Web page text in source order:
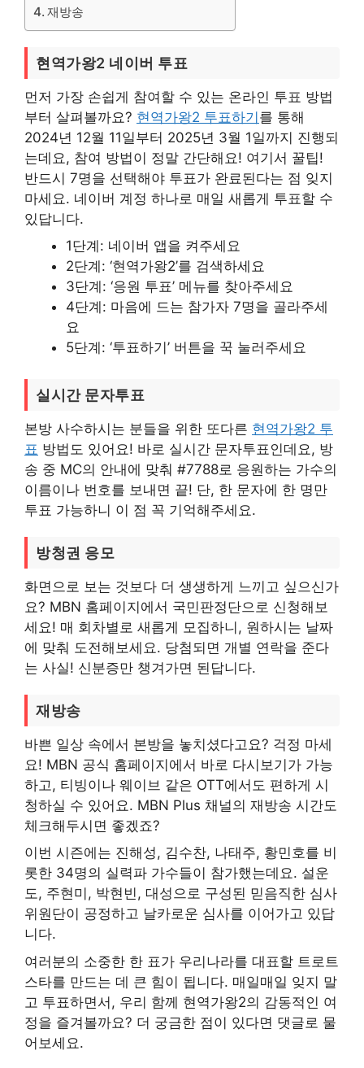
재방송
현역가왕2 네이버 투표
먼저 가장 손쉽게 참여할 수 있는 온라인 투표 방법
부터 살펴볼까요? 현역가왕2 투표하기를 통해
2024년 12월 11일부터 2025년 3월 1일까지 진행되
는데요, 참여 방법이 정말 간단해요! 여기서 꿀팁!
반드시 7명을 선택해야 투표가 완료된다는 점 잊지
마세요. 네이버 계정 하나로 매일 새롭게 투표할 수
있답니다.
1단계: 네이버 앱을 켜주세요
2단계: ‘현역가왕2’를 검색하세요
3단계: ‘응원 투표’ 메뉴를 찾아주세요
4단계: 마음에 드는 참가자 7명을 골라주세
요
5단계: ‘투표하기’ 버튼을 꾹 눌러주세요
실시간 문자투표
본방 사수하시는 분들을 위한 또다른 현역가왕2 투
표 방법도 있어요! 바로 실시간 문자투표인데요, 방
송 중 MC의 안내에 맞춰 #7788로 응원하는 가수의
이름이나 번호를 보내면 끝! 단, 한 문자에 한 명만
투표 가능하니 이 점 꼭 기억해주세요.
방청권 응모
화면으로 보는 것보다 더 생생하게 느끼고 싶으신가
요? MBN 홈페이지에서 국민판정단으로 신청해보
세요! 매 회차별로 새롭게 모집하니, 원하시는 날짜
에 맞춰 도전해보세요. 당첨되면 개별 연락을 준다
는 사실! 신분증만 챙겨가면 된답니다.
재방송
바쁜 일상 속에서 본방을 놓치셨다고요? 걱정 마세
요! MBN 공식 홈페이지에서 바로 다시보기가 가능
하고, 티빙이나 웨이브 같은 OTT에서도 편하게 시
청하실 수 있어요. MBN Plus 채널의 재방송 시간도
체크해두시면 좋겠죠?
이번 시즌에는 진해성, 김수찬, 나태주, 황민호를 비
롯한 34명의 실력파 가수들이 참가했는데요. 설운
도, 주현미, 박현빈, 대성으로 구성된 믿음직한 심사
위원단이 공정하고 날카로운 심사를 이어가고 있답
니다.
여러분의 소중한 한 표가 우리나라를 대표할 트로트
스타를 만드는 데 큰 힘이 됩니다. 매일매일 잊지 말
고 투표하면서, 우리 함께 현역가왕2의 감동적인 여
정을 즐겨볼까요? 더 궁금한 점이 있다면 댓글로 물
어보세요.